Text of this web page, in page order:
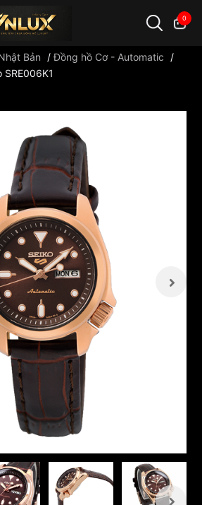
0
Bản /Đồng hồ Cơ - Automatic
/
SRE006K1